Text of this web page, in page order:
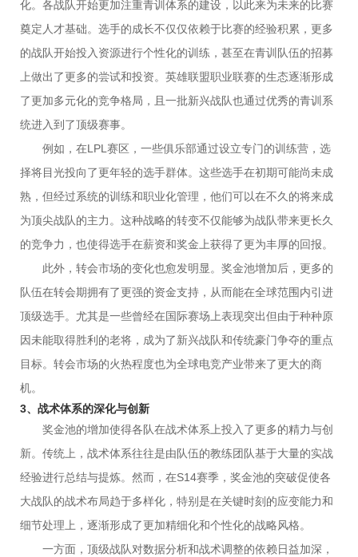
化。各战队开始更加注重青训体系的建设，以此来为未来的比赛
奠定人才基础。选手的成长不仅仅依赖于比赛的经验积累，更多
的战队开始投入资源进行个性化的训练，甚至在青训队伍的招募
上做出了更多的尝试和投资。英雄联盟职业联赛的生态逐渐形成
了更加多元化的竞争格局，且一批新兴战队也通过优秀的青训系
统进入到了顶级赛事。
例如，在LPL赛区，一些俱乐部通过设立专门的训练营，选
择将目光投向了更年轻的选手群体。这些选手在初期可能尚未成
熟，但经过系统的训练和职业化管理，他们可以在不久的将来成
为顶尖战队的主力。这种战略的转变不仅能够为战队带来更长久
的竞争力，也使得选手在薪资和奖金上获得了更为丰厚的回报。
此外，转会市场的变化也愈发明显。奖金池增加后，更多的
队伍在转会期拥有了更强的资金支持，从而能在全球范围内引进
顶级选手。尤其是一些曾经在国际赛场上表现突出但由于种种原
因未能取得胜利的老将，成为了新兴战队和传统豪门争夺的重点
目标。转会市场的火热程度也为全球电竞产业带来了更大的商
机。
3、战术体系的深化与创新
奖金池的增加使得各队在战术体系上投入了更多的精力与创
新。传统上，战术体系往往是由队伍的教练团队基于大量的实战
经验进行总结与提炼。然而，在S14赛季，奖金池的突破促使各
大战队的战术布局趋于多样化，特别是在关键时刻的应变能力和
细节处理上，逐渐形成了更加精细化和个性化的战略风格。
一方面，顶级战队对数据分析和战术调整的依赖日益加深，